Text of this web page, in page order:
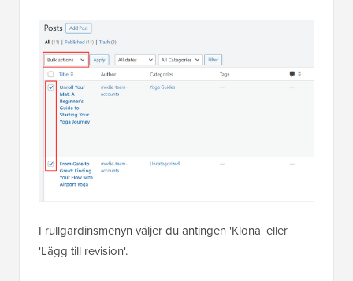
I rullgardinsmenyn väljer du antingen 'Klona' eller
'Lägg till revision'.